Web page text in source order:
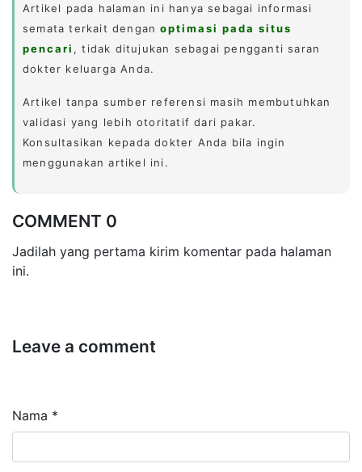
Artikel pada halaman ini hanya sebagai informasi
semata terkait denganoptimasi pada situs
pencari , tidak ditujukan sebagai pengganti saran
dokter keluarga Anda.
Artikel tanpa sumber referensi masih membutuhkan
validasi yang lebih otoritatif dari pakar.
Konsultasikan kepada dokter Anda bila ingin
menggunakan artikel ini.
COMMENT 0
Jadilah yang pertama kirim komentar pada halaman
ini.
Leave a comment
Nama *